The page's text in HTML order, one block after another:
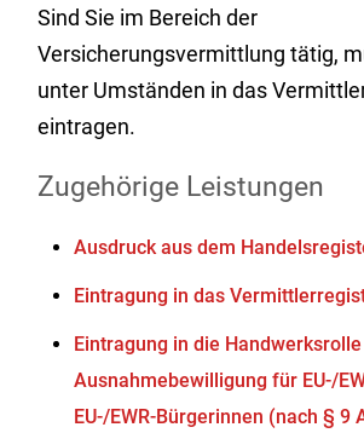
Sind Sie im Bereich der
Versicherungsvermittlung tätig,
unter Umständen in das
eintragen.
Zugehörige Leistungen
Ausdruck aus dem
Eintragung in das
Eintragung in die
Ausnahmebewilligung für EU-/
EU-/EWR-Bürgerinnen (nach § 9